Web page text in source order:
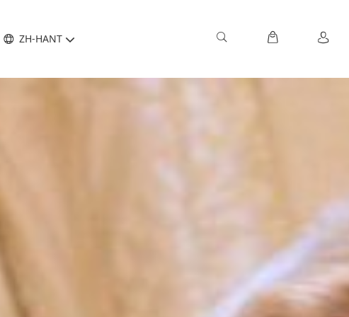
ZH-HANT